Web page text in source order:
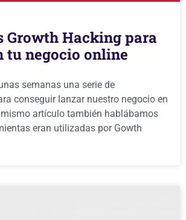
Growth Hacking para
tu negocio online
semanas una serie de
conseguir lanzar nuestro negocio en
mismo artículo también hablábamos
eran utilizadas por Gowth